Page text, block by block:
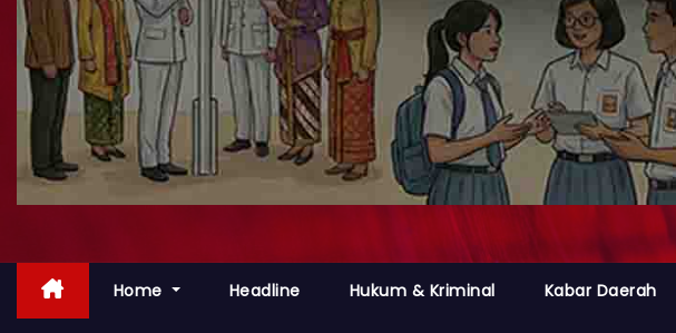
Home Headline Hukum & Kriminal Kabar Daerah